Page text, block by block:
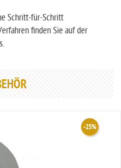
Schritt-für-Schritt
finden Sie auf der
-25%